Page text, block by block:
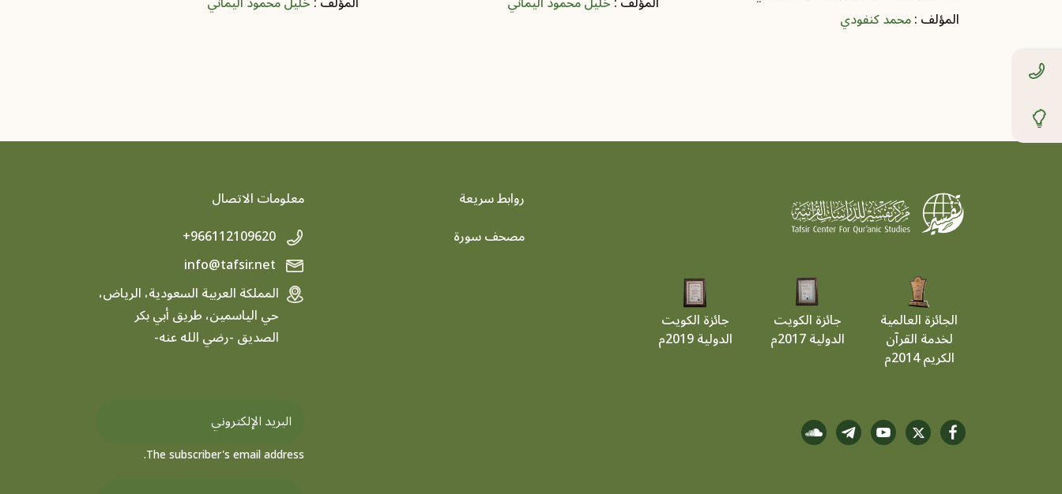
المؤلف :محمد كنفودي
الجائزة العالمية
لخدمة القرآن
الكريم 2014م
جائزة الكويت
الدولية 2017م
جائزة الكويت
الدولية 2019م
روابط سريعة
footer menu
مصحف سورة
معلومات الاتصال
+966112109620
المملكة العربية السعودية، الرياض،
حي الياسمين، طريق أبي بكر
الصديق -رضي الله عنه-
The subscriber's email address.